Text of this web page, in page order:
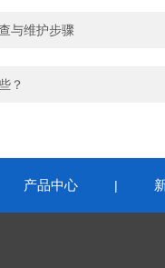
与维护步骤
？
产品中心 |